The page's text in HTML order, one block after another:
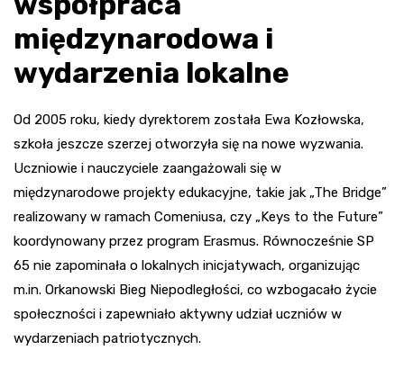
międzynarodowa i
wydarzenia lokalne
Od 2005 roku, kiedy dyrektorem została Ewa Kozłowska,
szkoła jeszcze szerzej otworzyła się na nowe wyzwania.
Uczniowie i nauczyciele zaangażowali się w
międzynarodowe projekty edukacyjne, takie jak „The Bridge”
realizowany w ramach Comeniusa, czy „Keys to the Future”
koordynowany przez program Erasmus. Równocześnie SP
65 nie zapominała o lokalnych inicjatywach, organizując
m.in. Orkanowski Bieg Niepodległości, co wzbogacało życie
społeczności i zapewniało aktywny udział uczniów w
wydarzeniach patriotycznych.